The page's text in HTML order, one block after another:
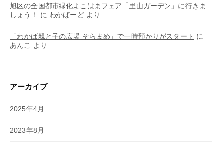
旭区の全国都市緑化よこはまフェア「里山ガーデン」に行きま
しょう！
に わかばーどより
「わかば親と子の広場 そらまめ」で一時預かりがスタート に
あんこ
より
アーカイブ
2025年4月
2023年8月